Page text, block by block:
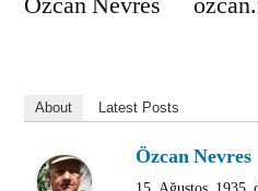
About Latest Posts
Özcan Nevres